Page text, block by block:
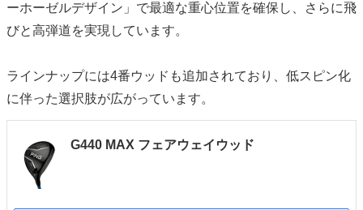
ーホーゼルデザイン」で最適な重心位置を確保し、さらに飛
びと高弾道を実現しています。
ラインナップには4番ウッドも追加されており、低スピン化
に伴った選択肢が広がっています。
G440 MAX フェアウェイウッド